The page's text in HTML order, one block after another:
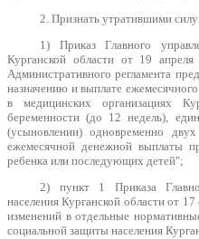
2. Признать утратившими
1) Приказ Главного
Курганской области от 19
Административного регламента
назначению и выплате
в медицинских организациях
беременности (до 12 недель),
(усыновлении) одновременно
ежемесячной денежной выплаты
ребенка или последующих детей";
2) пункт 1 Приказа
населения Курганской области от
изменений в отдельные
социальной защиты населения